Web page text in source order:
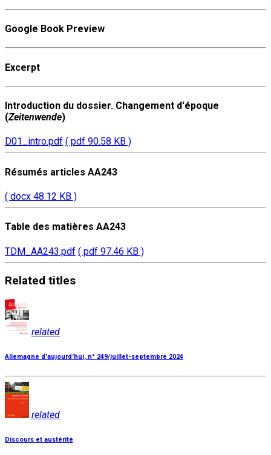
Google Book Preview
Excerpt
Introduction du dossier. Changement d'époque
(Zeitenwende)
D01_intro.pdf ( pdf 90.58 KB )
Résumés articles AA243
( docx 48.12 KB )
Table des matières AA243
TDM_AA243.pdf ( pdf 97.46 KB )
Related titles
related
Allemagne d'aujourd'hui, n° 249/juillet-septembre 2024
related
Discours et austérité